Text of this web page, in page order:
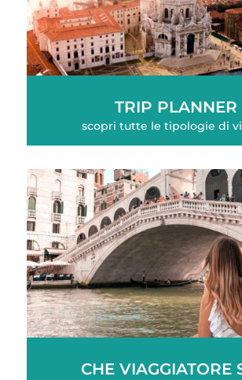
TRIP PLANNER
scopri tutte le tipologie di
CHE VIAGGIATORE